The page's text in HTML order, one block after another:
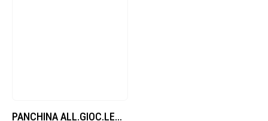
PANCHINA ALL.GIOC.LEGA LEGG.POL.TR.CURVA